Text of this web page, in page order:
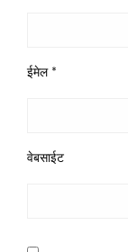
ईमेल *
वेबसाईट